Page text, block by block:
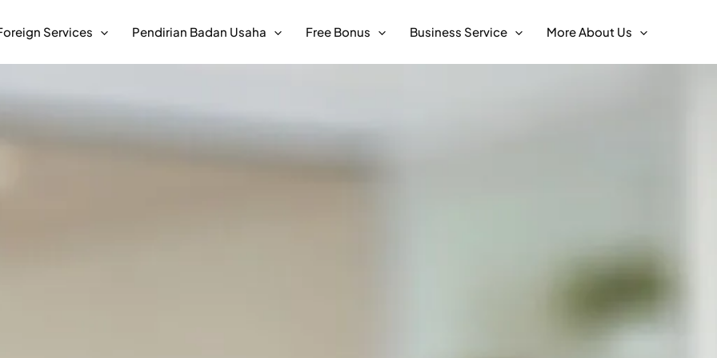
Services Pendirian Badan Usaha Free Bonus Business Service More About Us